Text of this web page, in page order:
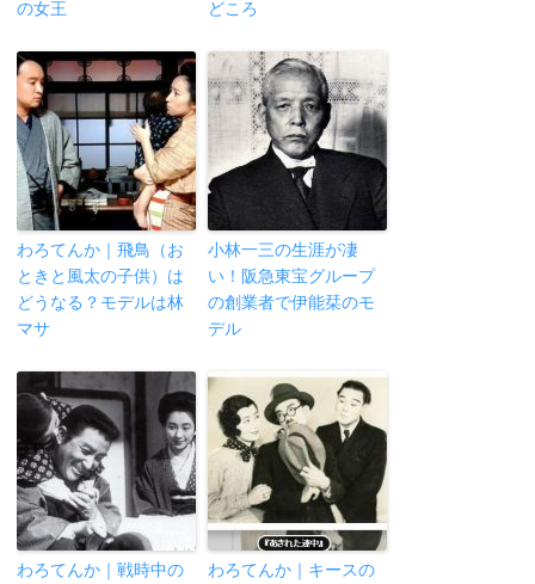
の女王 どころ
わろてんか｜飛鳥（お
ときと風太の子供）は
どうなる？モデルは林
マサ
小林一三の生涯が凄
い！阪急東宝グループ
の創業者で伊能栞のモ
デル
わろてんか｜戦時中の
わろてんか｜キースの